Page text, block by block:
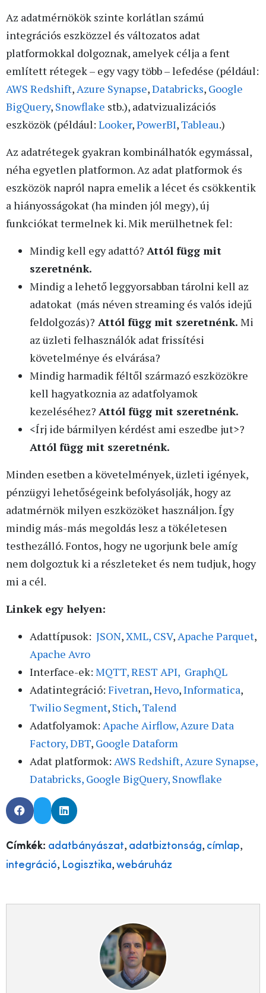
Az adatmérnökök szinte korlátlan számú
integrációs eszközzel és változatos adat
platformokkal dolgoznak, amelyek célja a fent
említett rétegek – egy vagy több – lefedése (például:
AWS Redshift, Azure Synapse,Databricks, Google
BigQuery, Snowflake stb.), adatvizualizációs
eszközök (például: Looker,PowerBI,Tableau.)
Az adatrétegek gyakran kombinálhatók egymással,
néha egyetlen platformon. Az adat platformok és
eszközök napról napra emelik a lécet és csökkentik
a hiányosságokat (ha minden jól megy), új
funkciókat termelnek ki. Mik merülhetnek fel:
Mindig kell egy adattó? Attól függ mit
szeretnénk.
Mindig a lehető leggyorsabban tárolni kell az
adatokat (más néven streaming és valós idejű
feldolgozás)? Attól függ mit szeretnénk. Mi
az üzleti felhasználók adat frissítési
követelménye és elvárása?
Mindig harmadik féltől származó eszközökre
kell hagyatkoznia az adatfolyamok
kezeléséhez? Attól függ mit szeretnénk.
<Írj ide bármilyen kérdést ami eszedbe jut>?
Attól függ mit szeretnénk.
Minden esetben a követelmények, üzleti igények,
pénzügyi lehetőségeink befolyásolják, hogy az
adatmérnök milyen eszközöket használjon. Így
mindig más-más megoldás lesz a tökéletesen
testhezálló. Fontos, hogy ne ugorjunk bele amíg
nem dolgoztuk ki a részleteket és nem tudjuk, hogy
mi a cél.
Linkek egy helyen:
Adattípusok: JSON,XML, CSV, Apache Parquet,
Apache Avro
Interface-ek: MQTT,REST API, GraphQL
Adatintegráció: Fivetran,Hevo,Informatica,
Twilio Segment, Stich,Talend
Adatfolyamok: Apache Airflow, Azure Data
Factory,DBT, Google Dataform
Adat platformok: AWS Redshift, Azure Synapse,
Databricks, Google BigQuery, Snowflake
Címkék: adatbányászat, adatbiztonság, címlap,
integráció, Logisztika, webáruház